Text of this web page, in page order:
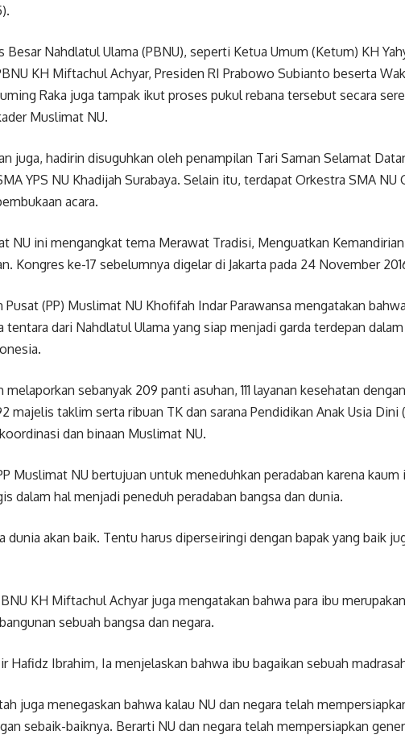
Besar Nahdlatul Ulama (PBNU), seperti Ketua Umum (Ketum) KH
KH Miftachul Achyar, Presiden RI Prabowo Subianto beserta
Raka juga tampak ikut proses pukul rebana tersebut secara
Muslimat NU.
juga, hadirin disuguhkan oleh penampilan Tari Saman Selamat
YPS NU Khadijah Surabaya. Selain itu, terdapat Orkestra SMA NU
acara.
NU ini mengangkat tema Merawat Tradisi, Menguatkan
Kongres ke-17 sebelumnya digelar di Jakarta pada 24 November
Pusat (PP) Muslimat NU Khofifah Indar Parawansa mengatakan
tentara dari Nahdlatul Ulama yang siap menjadi garda terdepan
sebanyak 209 panti asuhan, 111 layanan kesehatan
majelis taklim serta ribuan TK dan sarana Pendidikan Anak Usia Dini
dan binaan Muslimat NU.
Muslimat NU bertujuan untuk meneduhkan peradaban karena kaum
dalam hal menjadi peneduh peradaban bangsa dan dunia.
dunia akan baik. Tentu harus diperseiringi dengan bapak yang baik
KH Miftachul Achyar juga mengatakan bahwa para ibu
sebuah bangsa dan negara.
Hafidz Ibrahim, Ia menjelaskan bahwa ibu bagaikan sebuah
juga menegaskan bahwa kalau NU dan negara telah
sebaik-baiknya. Berarti NU dan negara telah mempersiapkan